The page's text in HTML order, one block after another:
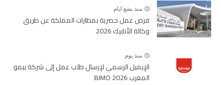
منذ بضع ايام
فرص عمل حصرية بمطارات المملكة عن طريق
وكالة الأنابيك 2026
منذ يوم
الإيميل الرسمي لإرسال طلب عمل إلى شركة بيمو
المغرب BIMO 2026